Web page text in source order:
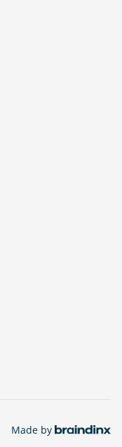
Made by